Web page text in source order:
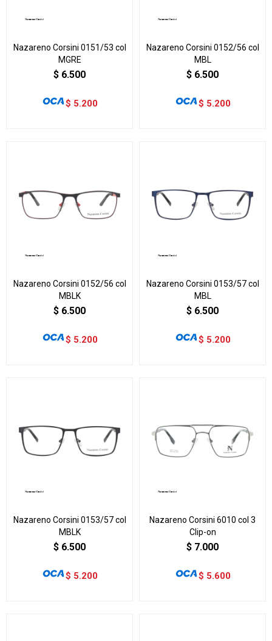
Nazareno Corsini 0151/53 col
MGRE
$ 6.500
$ 5.200
Nazareno Corsini 0152/56 col
MBL
$ 6.500
$ 5.200
Nazareno Corsini 0152/56 col
MBLK
$ 6.500
$ 5.200
Nazareno Corsini 0153/57 col
MBL
$ 6.500
$ 5.200
Nazareno Corsini 0153/57 col
MBLK
$ 6.500
$ 5.200
Nazareno Corsini 6010 col 3
Clip-on
$ 7.000
$ 5.600